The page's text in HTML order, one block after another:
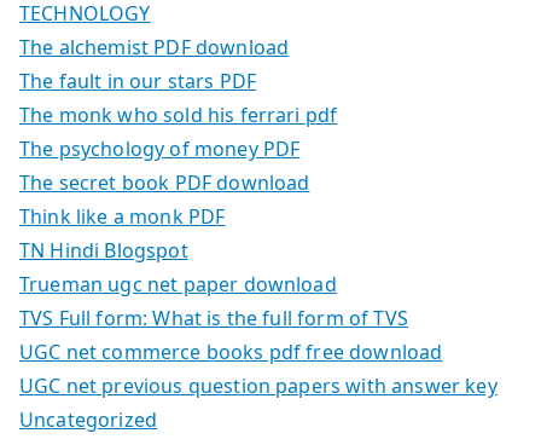
TECHNOLOGY
The alchemist PDF download
The fault in our stars PDF
The monk who sold his ferrari pdf
The psychology of money PDF
The secret book PDF download
Think like a monk PDF
TN Hindi Blogspot
Trueman ugc net paper download
TVS Full form: What is the full form of TVS
UGC net commerce books pdf free download
UGC net previous question papers with answer key
Uncategorized